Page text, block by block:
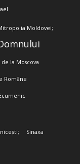
Moldovei;
la Moscova
Române
Sinaxa